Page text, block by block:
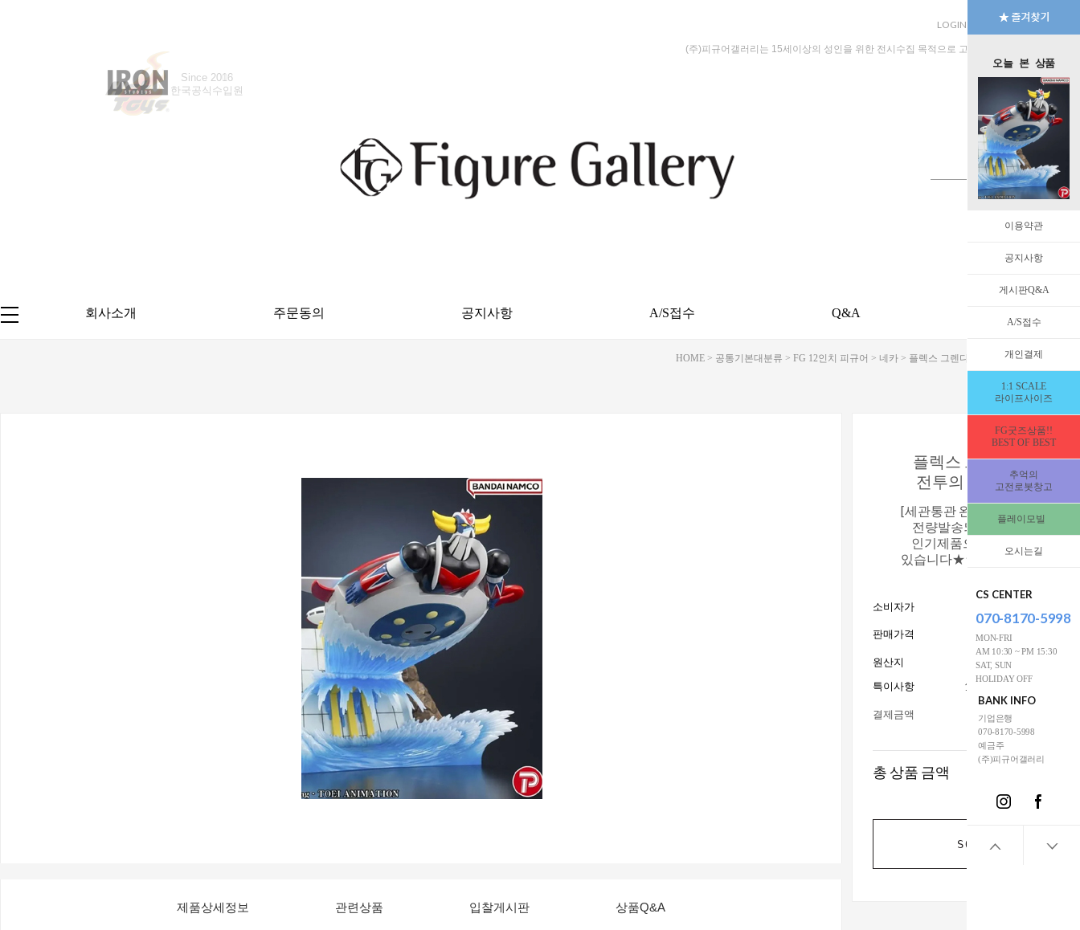
오늘 본 상품
이용약관
공지사항
게시판Q&A
A/S접수
개인결제
1:1 SCALE
라이프사이즈
FG굿즈상품!!
BEST OF BEST
추억의
고전로봇창고
플레이모빌
오시는길
CS CENTER
070-8170-5998
MON-FRI
AM 10:30 ~ PM 15:30
SAT, SUN
HOLIDAY OFF
BANK INFO
기업은행
070-8170-5998
예금주
(주)피규어갤러리
LOGIN JOIN MYPAGE
Since 2016
한국공식수입원
(주)피규어갤러리는 15세이상의 성인을 위한 전시수집 목적으로 고안된 수입판매 전문 법인
회사소개 주문동의 공지사항 A/S접수 Q&A
HOME > 공통기본대분류 > FG 12인치 피규어 > 네카 > 플렉스 그렌다이저 격렬한 전투의 하늘
제품상세정보 관련상품 입찰게시판 상품Q&A
플렉스 그렌다이저 격
전투의 하늘로
[세관통관 완료후★2026년5/23
전량발송되었습니다★품절
인기제품으로 조기주문 마감
있습니다★★67,700원으로 특
소비자가
판매가격
원산지
특이사항 15세이상사용_전시수집
결제금액
총 상품 금액
SOLD OUT